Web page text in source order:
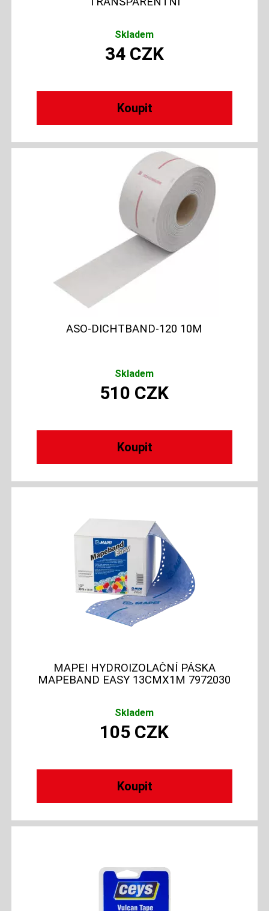
Skladem
34 CZK
ASO-DICHTBAND-120 10M
Skladem
510 CZK
MAPEI HYDROIZOLAČNÍ PÁSKA
MAPEBAND EASY 13CMX1M 7972030
Skladem
105 CZK